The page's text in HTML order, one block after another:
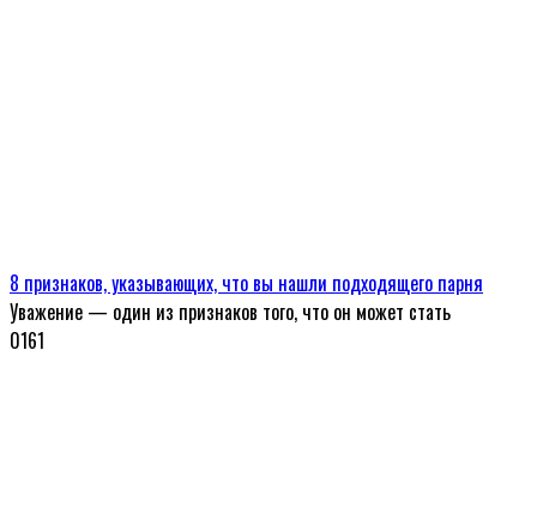
8 признаков, указывающих, что вы нашли подходящего парня
Уважение — один из признаков того, что он может стать
0161